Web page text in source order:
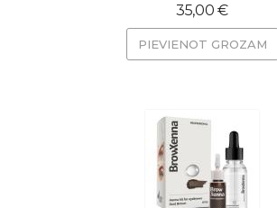
35,00 €
PIEVIENOT GROZAM